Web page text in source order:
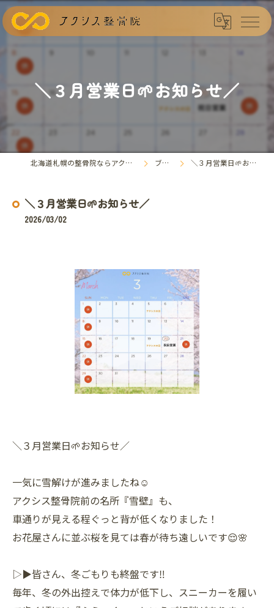
＼３月営業日🌱お知らせ／
北海道札幌の整骨院ならアクシス整骨院 ブログ ＼３月営業日🌱お知らせ／
＼３月営業日🌱お知らせ／
2026/03/02
＼３月営業日🌱お知らせ／
一気に雪解けが進みましたね☺️
アクシス整骨院前の名所『雪壁』も、
車通りが見える程ぐっと背が低くなりました！
お花屋さんに並ぶ桜を見ては春が待ち遠しいです😌🌸
▷▶皆さん、冬ごもりも終盤です‼️
毎年、冬の外出控えで体力が低下し、スニーカーを履い